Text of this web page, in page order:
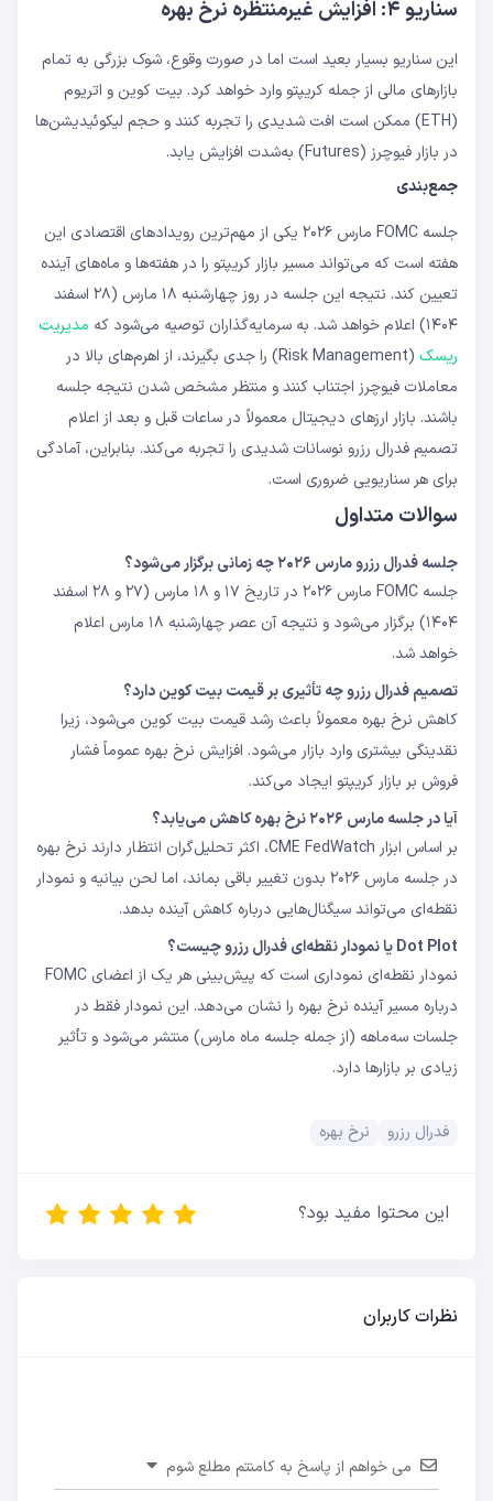
سناریو ۴: افزایش غیرمنتظره نرخ بهره
این سناریو بسیار بعید است اما در صورت وقوع، شوک بزرگی به تمام
بازارهای مالی از جمله کریپتو وارد خواهد کرد. بیت‌ کوین و اتریوم
(ETH) ممکن است افت شدیدی را تجربه کنند و حجم لیکوئیدیشن‌ها
در بازار فیوچرز (Futures) به‌شدت افزایش یابد.
جمع‌بندی
جلسه FOMC مارس ۲۰۲۶ یکی از مهم‌ترین رویدادهای اقتصادی این
هفته است که می‌تواند مسیر بازار کریپتو را در هفته‌ها و ماه‌های آینده
تعیین کند. نتیجه این جلسه در روز چهارشنبه ۱۸ مارس (۲۸ اسفند
۱۴۰۴) اعلام خواهد شد. به سرمایه‌گذاران توصیه می‌شود که
مدیریت
ریسک
(Risk Management) را جدی بگیرند، از اهرم‌های بالا در
معاملات فیوچرز اجتناب کنند و منتظر مشخص شدن نتیجه جلسه
باشند. بازار ارزهای دیجیتال معمولاً در ساعات قبل و بعد از اعلام
تصمیم فدرال رزرو نوسانات شدیدی را تجربه می‌کند. بنابراین، آمادگی
برای هر سناریویی ضروری است.
سوالات متداول
جلسه فدرال رزرو مارس ۲۰۲۶ چه زمانی برگزار می‌شود؟
جلسه FOMC مارس ۲۰۲۶ در تاریخ ۱۷ و ۱۸ مارس (۲۷ و ۲۸ اسفند
۱۴۰۴) برگزار می‌شود و نتیجه آن عصر چهارشنبه ۱۸ مارس اعلام
خواهد شد.
تصمیم فدرال رزرو چه تأثیری بر قیمت بیت‌ کوین دارد؟
کاهش نرخ بهره معمولاً باعث رشد قیمت بیت‌ کوین می‌شود، زیرا
نقدینگی بیشتری وارد بازار می‌شود. افزایش نرخ بهره عموماً فشار
فروش بر بازار کریپتو ایجاد می‌کند.
آیا در جلسه مارس ۲۰۲۶ نرخ بهره کاهش می‌یابد؟
بر اساس ابزار CME FedWatch، اکثر تحلیل‌گران انتظار دارند نرخ بهره
در جلسه مارس ۲۰۲۶ بدون تغییر باقی بماند، اما لحن بیانیه و نمودار
نقطه‌ای می‌تواند سیگنال‌هایی درباره کاهش آینده بدهد.
Dot Plot یا نمودار نقطه‌ای فدرال رزرو چیست؟
نمودار نقطه‌ای نموداری است که پیش‌بینی هر یک از اعضای FOMC
درباره مسیر آینده نرخ بهره را نشان می‌دهد. این نمودار فقط در
جلسات سه‌ماهه (از جمله جلسه ماه مارس) منتشر می‌شود و تأثیر
زیادی بر بازارها دارد.
فدرال رزرو نرخ بهره
این محتوا مفید بود؟
نظرات کاربران
می خواهم از پاسخ به کامنتم مطلع شوم